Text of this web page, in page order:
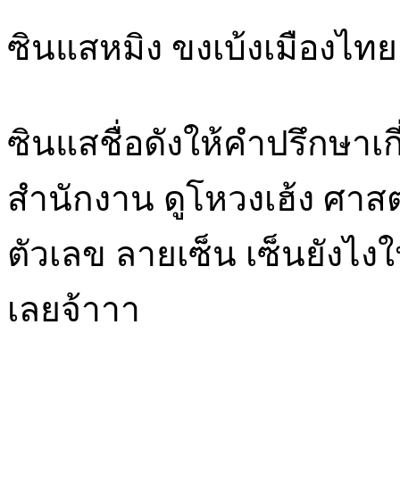
ซินแสหมิง ขงเบ้งเมืองไทย
ซินแสชื่อดังให้คำปรึกษาเ
สำนักงาน ดูโหวงเฮ้ง ศา
ตัวเลข ลายเซ็น เซ็นยังไ
เลยจ้าาา